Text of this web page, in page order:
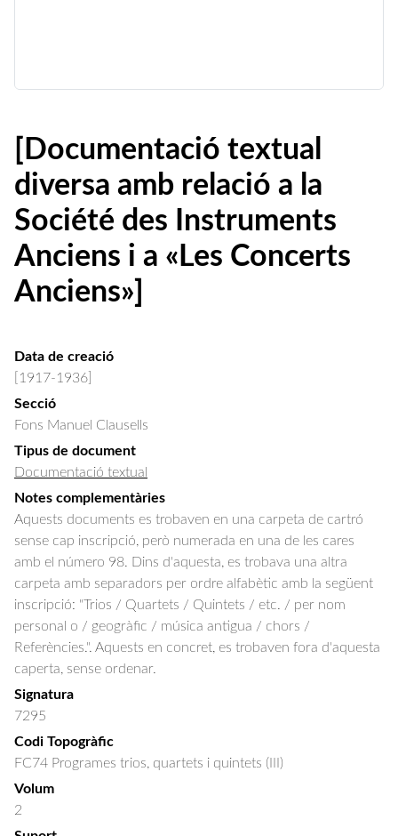
[Documentació textual
diversa amb relació a la
Société des Instruments
Anciens i a «Les Concerts
Anciens»]
Data de creació
[1917-1936]
Secció
Fons Manuel Clausells
Tipus de document
Documentació textual
Notes complementàries
Aquests documents es trobaven en una carpeta de cartró
sense cap inscripció, però numerada en una de les cares
amb el número 98. Dins d'aquesta, es trobava una altra
carpeta amb separadors per ordre alfabètic amb la següent
inscripció: "Trios / Quartets / Quintets / etc. / per nom
personal o / geogràfic / música antigua / chors /
Referències.". Aquests en concret, es trobaven fora d'aquesta
caperta, sense ordenar.
Signatura
7295
Codi Topogràfic
FC74 Programes trios, quartets i quintets (III)
Volum
2